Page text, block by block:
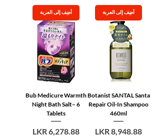
أضِف إلى العربة أضِف إلى العربة
Botanist SANTAL Santa
Repair Oil-In Shampoo
460ml
السعر
Bub Medicure Warmth
Night Bath Salt– 6
Tablets
السعر‏6,278.88 LKR